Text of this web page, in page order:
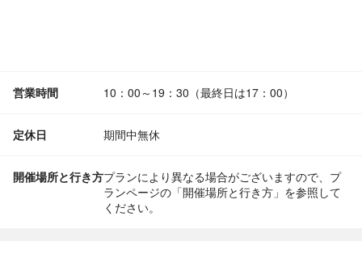
営業時間 10：00～19：30（最終日は17：00）
定休日 期間中無休
開催場所と行き方プランにより異なる場合がございますので、プ
ランページの「開催場所と行き方」を参照して
ください。